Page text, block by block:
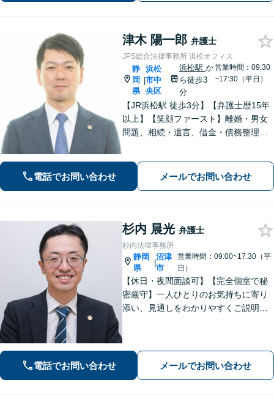
津木 陽一郎 弁護士
JPS総合法律事務所 浜松オフィス
静
岡
県
|
浜松
市中
央区
浜松駅 か
ら徒歩3
分
営業時間：09:30
~17:30（平日）
【JR浜松駅 徒歩3分】【弁護士歴15年
以上】【笑顔ファースト】離婚・男女
問題、相続・遺言、借金・債務整理な
顔で前を向いていただけるように全力
でサポートいたします。【初回面談無
電話でお問い合わせ メールでお問い合わせ
杉内 晨光 弁護士
杉内法律事務所
静岡
県
|
沼津
市
営業時間：09:00~17:30（平
日）
【休日・夜間面談可】【完全個室で秘
密厳守】一人ひとりのお気持ちに寄り
添い、見通しをわかりやすくご説明。
電話でお問い合わせ メールでお問い合わせ